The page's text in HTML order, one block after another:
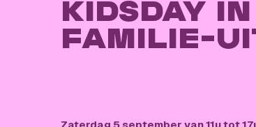
KIDSDAY
FAMILIE-